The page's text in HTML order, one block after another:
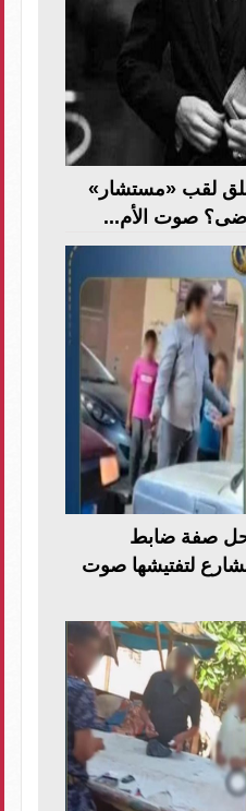
لقب «مستشار»
صوت الأم...
صفة ضابط
لتفتيشها صوت